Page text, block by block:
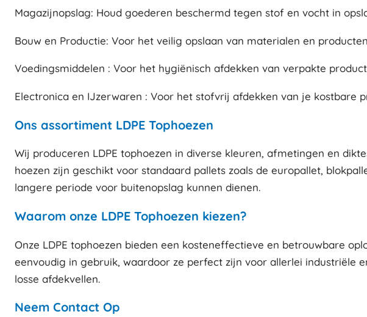
Magazijnopslag: Houd goederen beschermd tegen stof en vocht in
Bouw en Productie: Voor het veilig opslaan van materialen en
Voedingsmiddelen : Voor het hygiënisch afdekken van verpakte
Electronica en IJzerwaren : Voor het stofvrij afdekken van je kostbare
Ons assortiment LDPE Tophoezen
Wij produceren LDPE tophoezen in diverse kleuren, afmetingen en
hoezen zijn geschikt voor standaard pallets zoals de europallet,
langere periode voor buitenopslag kunnen dienen.
Waarom onze LDPE Tophoezen kiezen?
Onze LDPE tophoezen bieden een kosteneffectieve en betrouwbare
eenvoudig in gebruik, waardoor ze perfect zijn voor allerlei industriële
losse afdekvellen.
Neem Contact Op